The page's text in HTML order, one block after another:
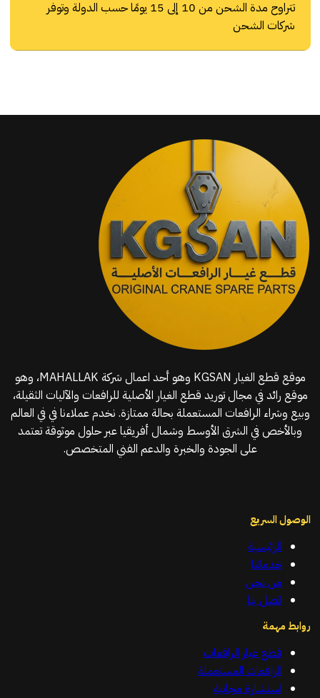
تتراوح مدة الشحن من 10 إلى 15 يومًا حسب الدولة وتوفر
شركات الشحن
موقع قطع الغيار KGSAN وهو أحد اعمال شركة MAHALLAK، وهو
موقع رائد في مجال توريد قطع الغيار الأصلية للرافعات والآليات الثقيلة،
وبيع وشراء الرافعات المستعملة بحالة ممتازة. نخدم عملاءنا في في العالم
وبالأخص في الشرق الأوسط وشمال أفريقيا عبر حلول موثوقة تعتمد
على الجودة والخبرة والدعم الفني المتخصص.
الوصول السريع
الرئيسية
خدماتنا
من نحن
اتصل بنا
روابط مهمة
قطع غيار الرافعات
الرافعات المستعملة
استشارة مجانية